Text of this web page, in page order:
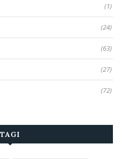
(1)
(24)
(63)
(27)
(72)
TAGI